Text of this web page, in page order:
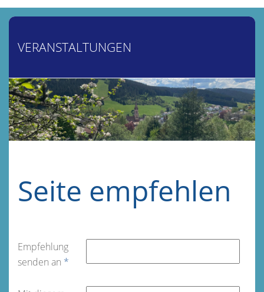
VERANSTALTUNGEN
Seite empfehlen
Empfehlung
senden an *